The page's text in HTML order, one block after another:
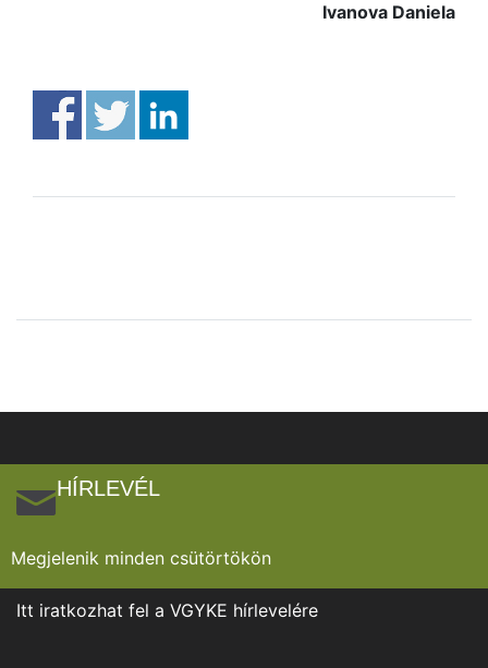
Ivanova Daniela
HÍRLEVÉL
Megjelenik minden csütörtökön
Itt iratkozhat fel a VGYKE hírlevelére